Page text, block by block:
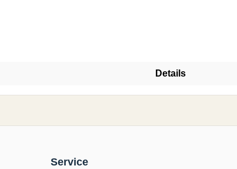
Details
Service